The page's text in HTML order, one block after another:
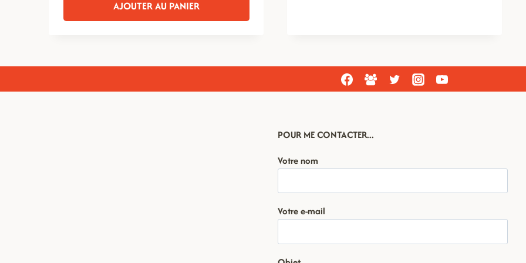
AJOUTER AU PANIER
POUR ME CONTACTER...
Votre nom
Votre e-mail